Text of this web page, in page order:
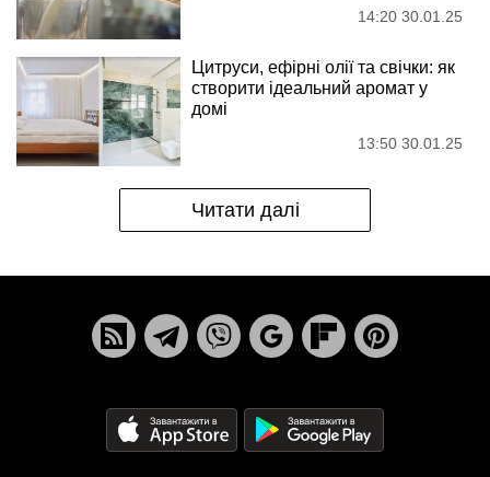
14:20 30.01.25
Цитруси, ефірні олії та свічки: як
створити ідеальний аромат у
домі
13:50 30.01.25
Читати далі